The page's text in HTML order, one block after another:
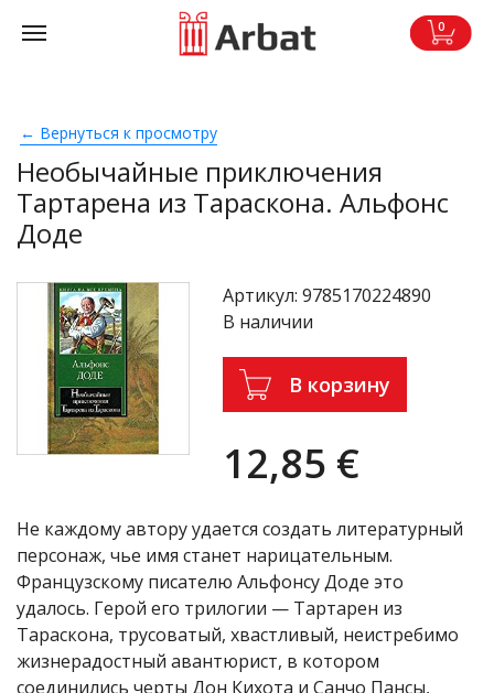
0
Вернуться к просмотру
Необычайные приключения
Тартарена из Тараскона. Альфонс
Доде
Артикул: 9785170224890
В наличии
В корзину
12,85 €
Не каждому автору удается создать литературный
персонаж, чье имя станет нарицательным.
Французскому писателю Альфонсу Доде это
удалось. Герой его трилогии — Тартарен из
Тараскона, трусоватый, хвастливый, неистребимо
жизнерадостный авантюрист, в котором
соединились черты Дон Кихота и Санчо Пансы,